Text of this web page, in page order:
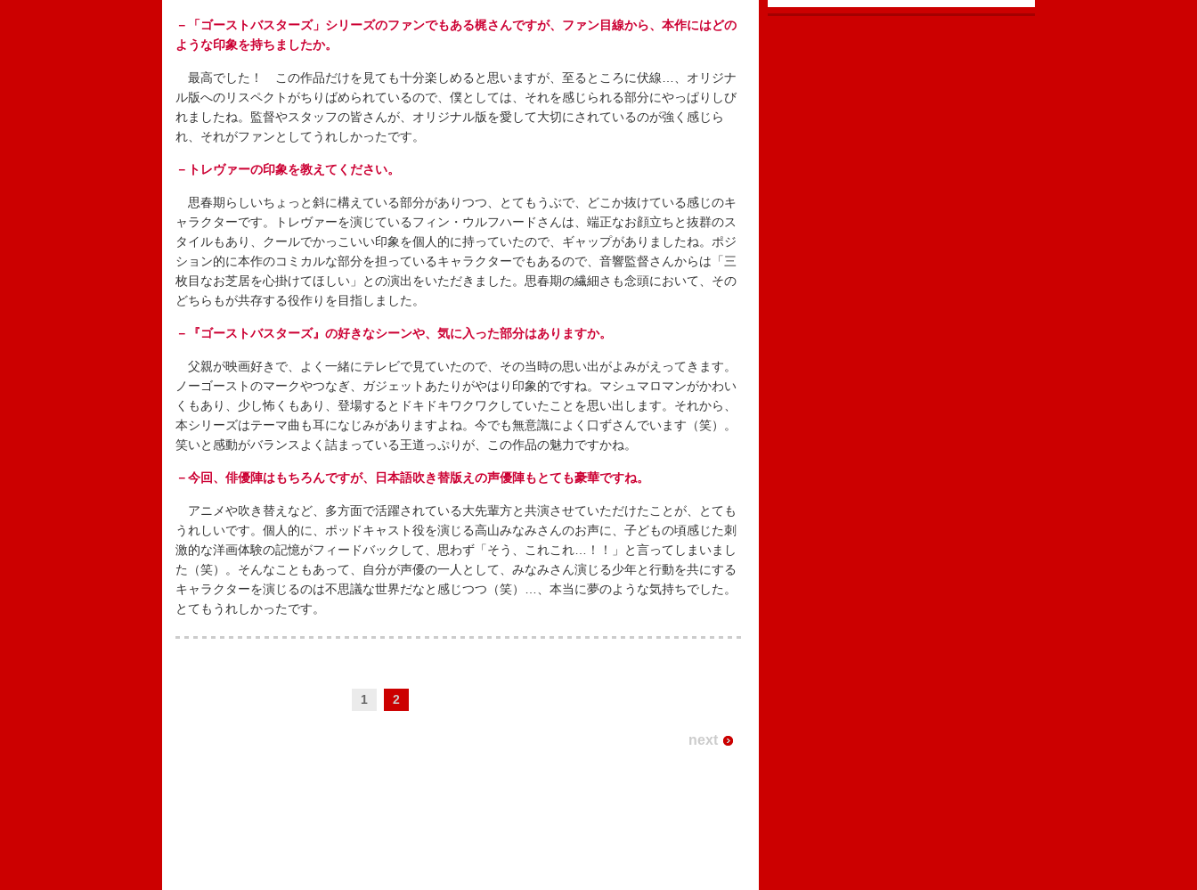
－「ゴーストバスターズ」シリーズのファンでもある梶さんですが、ファン目線から、本作にはどの
ような印象を持ちましたか。
最高でした！ この作品だけを見ても十分楽しめると思いますが、至るところに伏線…、オリジナ
ル版へのリスペクトがちりばめられているので、僕としては、それを感じられる部分にやっぱりしび
れましたね。監督やスタッフの皆さんが、オリジナル版を愛して大切にされているのが強く感じら
れ、それがファンとしてうれしかったです。
－トレヴァーの印象を教えてください。
思春期らしいちょっと斜に構えている部分がありつつ、とてもうぶで、どこか抜けている感じのキ
ャラクターです。トレヴァーを演じているフィン・ウルフハードさんは、端正なお顔立ちと抜群のス
タイルもあり、クールでかっこいい印象を個人的に持っていたので、ギャップがありましたね。ポジ
ション的に本作のコミカルな部分を担っているキャラクターでもあるので、音響監督さんからは「三
枚目なお芝居を心掛けてほしい」との演出をいただきました。思春期の繊細さも念頭において、その
どちらもが共存する役作りを目指しました。
－『ゴーストバスターズ』の好きなシーンや、気に入った部分はありますか。
父親が映画好きで、よく一緒にテレビで見ていたので、その当時の思い出がよみがえってきます。
ノーゴーストのマークやつなぎ、ガジェットあたりがやはり印象的ですね。マシュマロマンがかわい
くもあり、少し怖くもあり、登場するとドキドキワクワクしていたことを思い出します。それから、
本シリーズはテーマ曲も耳になじみがありますよね。今でも無意識によく口ずさんでいます（笑）。
笑いと感動がバランスよく詰まっている王道っぷりが、この作品の魅力ですかね。
－今回、俳優陣はもちろんですが、日本語吹き替版えの声優陣もとても豪華ですね。
アニメや吹き替えなど、多方面で活躍されている大先輩方と共演させていただけたことが、とても
うれしいです。個人的に、ポッドキャスト役を演じる高山みなみさんのお声に、子どもの頃感じた刺
激的な洋画体験の記憶がフィードバックして、思わず「そう、これこれ…！！」と言ってしまいまし
た（笑）。そんなこともあって、自分が声優の一人として、みなみさん演じる少年と行動を共にする
キャラクターを演じるのは不思議な世界だなと感じつつ（笑）…、本当に夢のような気持ちでした。
とてもうれしかったです。
1 2
next